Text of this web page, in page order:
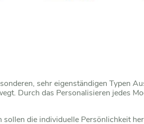
sehr eigenständigen Typen
Durch das Personalisieren jedes
die individuelle Persönlichkeit